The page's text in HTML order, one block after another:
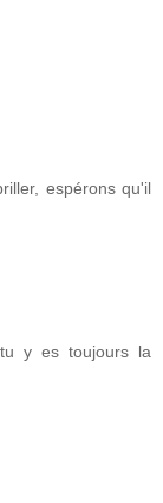
espérons qu'il
y es toujours la